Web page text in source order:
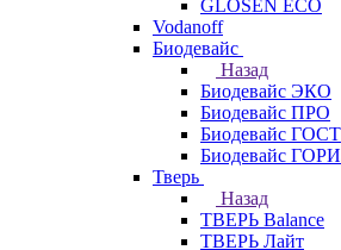
GLOSEN ECO
Vodanoff
Биодевайс
Назад
Биодевайс ЭКО
Биодевайс ПРО
Биодевайс ГОСТ
Биодевайс
Тверь
Назад
ТВЕРЬ Balance
ТВЕРЬ Лайт